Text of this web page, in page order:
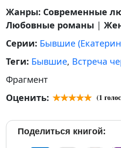
Жанры: Современные
Любовные романы |
Серии: Бывшие
Теги: Бывшие, Встреча
Фрагмент
Оценить:
(1
Поделиться книгой: